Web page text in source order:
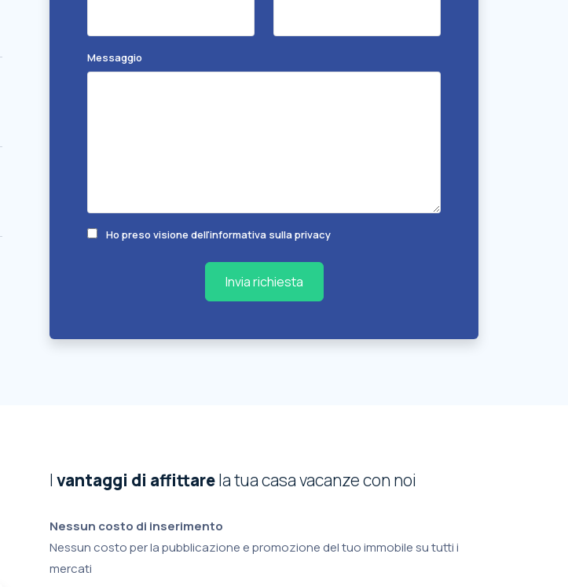
Messaggio
Ho preso visione dell'informativa sulla privacy
Invia richiesta
I vantaggi di affittarela tua casa vacanze con noi
Nessun costo di inserimento
Nessun costo per la pubblicazione e promozione del tuo immobile su tutti i
mercati